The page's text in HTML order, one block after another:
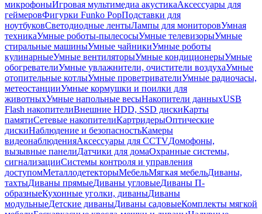
микрофоныИгровая мультимедиа акустикаАксессуары для
геймеровФигурки Funko PopПодставки для
ноутбуковСветодиодные лентыЛампы для мониторовУмная
техникаУмные роботы-пылесосыУмные телевизорыУмные
стиральные машиныУмные чайникиУмные роботы
кулинарныеУмные вентиляторыУмные кондиционерыУмные
обогревателиУмные увлажнители, очистители воздухаУмные
отопительные котлыУмные проветривателиУмные радиочасы,
метеостанцииУмные кормушки и поилки для
животныхУмные напольные весыНакопители данныхUSB
Flash накопителиВнешние HDD, SSD дискиКарты
памятиСетевые накопителиКартридерыОптические
дискиНаблюдение и безопасностьКамеры
видеонаблюденияАксессуары для CCTVДомофоны,
вызывные панелиДатчики для домаОхранные системы,
сигнализацииСистемы контроля и управления
доступомМеталлодетекторыМебельМягкая мебельДиваны,
тахтыДиваны прямыеДиваны угловыеДиваны П-
образныеКухонные уголки, диваныДиваны
модульныеДетские диваныДиваны садовыеКомплекты мягкой